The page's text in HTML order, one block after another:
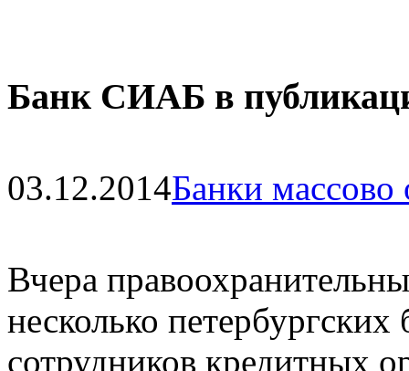
Банк СИАБ в
03.12.2014Банки массово
Вчера
несколько
сотрудников кредитных